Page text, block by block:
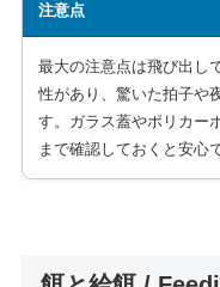
注意点
最大の注意点は飛び出し
性があり、驚いた拍子や
す。ガラス蓋やポリカー
まで確認しておくと安心